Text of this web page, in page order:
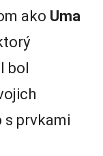
ako Uma
bol
s prvkami